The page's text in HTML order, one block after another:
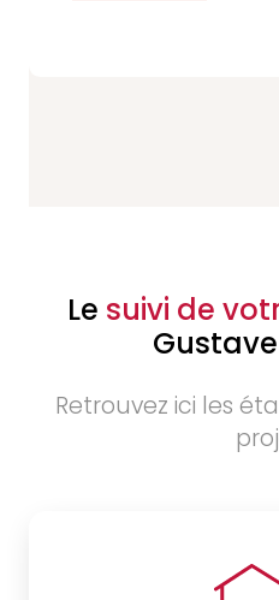
Le suivi de
Retrouvez ici les